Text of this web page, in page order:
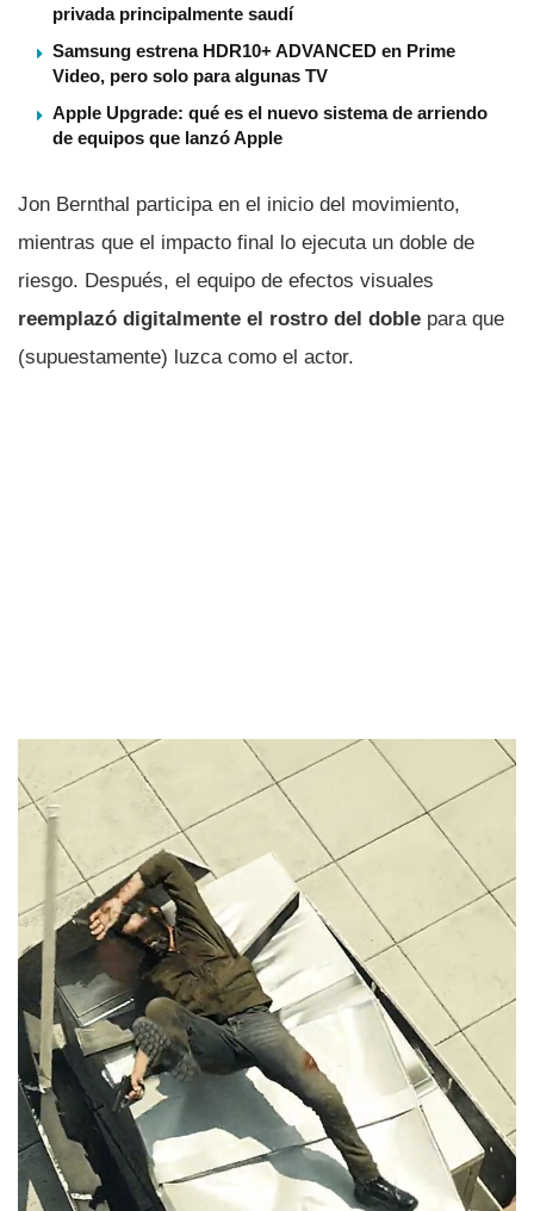
privada principalmente saudí
Samsung estrena HDR10+ ADVANCED en Prime
Video, pero solo para algunas TV
Apple Upgrade: qué es el nuevo sistema de arriendo
de equipos que lanzó Apple
Jon Bernthal participa en el inicio del movimiento,
mientras que el impacto final lo ejecuta un doble de
riesgo. Después, el equipo de efectos visuales
reemplazó digitalmente el rostro del doble para que
(supuestamente) luzca como el actor.